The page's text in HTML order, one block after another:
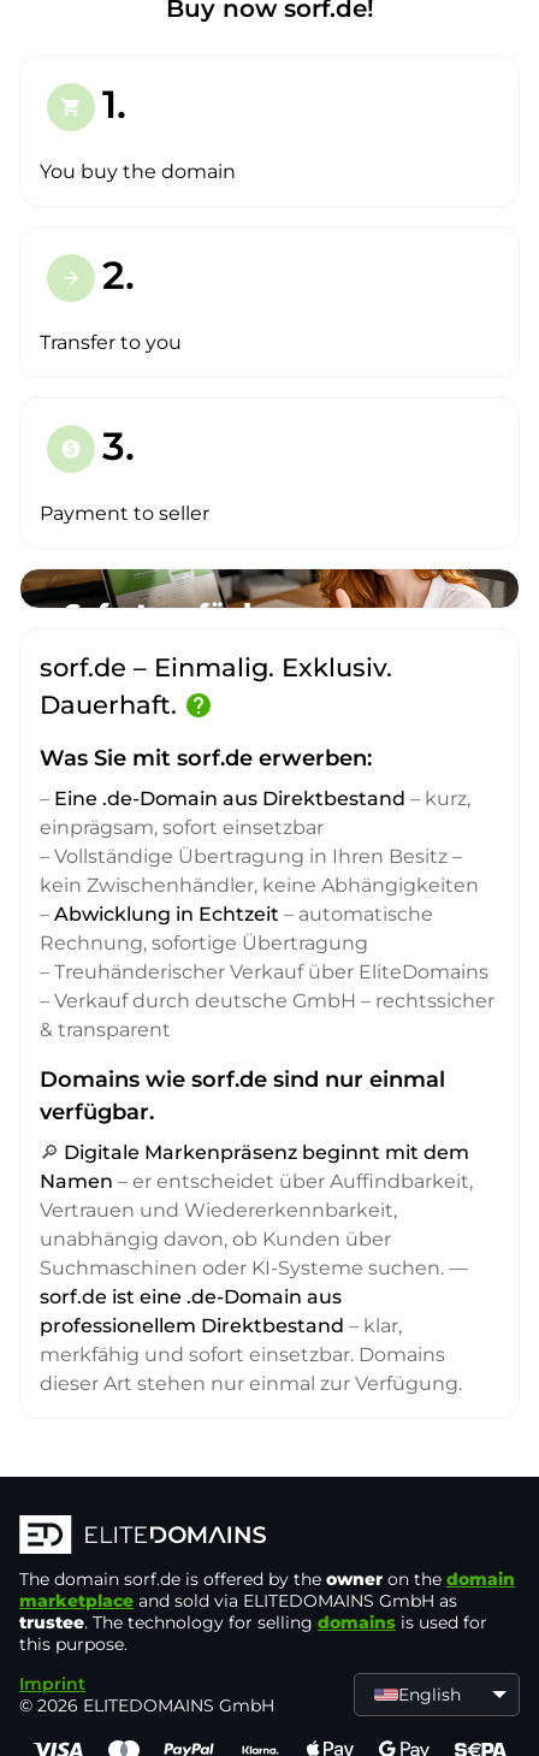
Buy now sorf.de!
shopping_cart 1.
You buy the domain
arrow_forward 2.
Transfer to you
paid 3.
Payment to seller
sorf.de – Einmalig. Exklusiv.
Dauerhaft. help
Was Sie mit sorf.de erwerben:
– Eine .de-Domain aus Direktbestand – kurz,
einprägsam, sofort einsetzbar
– Vollständige Übertragung in Ihren Besitz –
kein Zwischenhändler, keine Abhängigkeiten
– Abwicklung in Echtzeit – automatische
Rechnung, sofortige Übertragung
– Treuhänderischer Verkauf über EliteDomains
– Verkauf durch deutsche GmbH – rechtssicher
& transparent
Domains wie sorf.de sind nur einmal
verfügbar.
🔎 Digitale Markenpräsenz beginnt mit dem
Namen – er entscheidet über Auffindbarkeit,
Vertrauen und Wiedererkennbarkeit,
unabhängig davon, ob Kunden über
Suchmaschinen oder KI-Systeme suchen. —
sorf.de ist eine .de-Domain aus
professionellem Direktbestand – klar,
merkfähig und sofort einsetzbar. Domains
dieser Art stehen nur einmal zur Verfügung.
The domain sorf.de is offered by the owner on the domain
marketplace and sold via ELITEDOMAINS GmbH as
trustee. The technology for selling domains is used for
this purpose.
Imprint
© 2026 ELITEDOMAINS GmbH
English